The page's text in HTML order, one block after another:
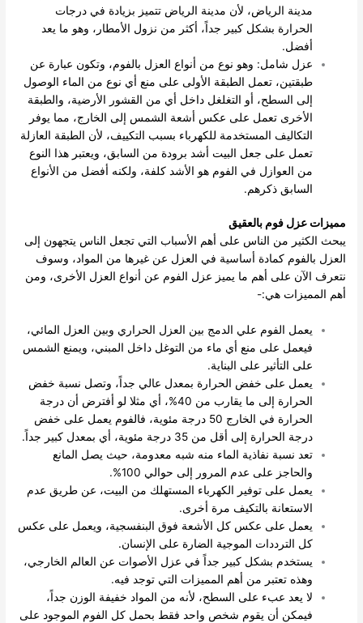
مدينة الرياض، لأن مدينة الرياض تتميز بزيادة في درجات
الحرارة بشكل كبير جداً، أكثر من نزول الأمطار، وهو ما يعد
أفضل.
عزل شامل: وهو نوع من أنواع العزل بالفوم، وتكون عبارة عن
طبقتين، تعمل الطبقة الأولى على منع أي نوع من الماء الوصول
إلى السطح، أو التغلغل داخل أي من القشور الأرضية، والطبقة
الأخرى تعمل على عكس أشعة الشمس إلى الخارج، مما يوفر
التكاليف المستخدمة للكهرباء بسبب التكييف، لأن الطبقة العازلة
تعمل على جعل البيت أشد برودة من السابق، ويعتبر هذا النوع
من العوازل في الفوم هو الأشد كلفة، ولكنه أفضل من الأنواع
السابق ذكرهم.
مميزات عزل فوم بالعقيق
يبحث الكثير من الناس على أهم الأسباب التي تجعل الناس يتجهون إلى
العزل بالفوم كمادة أساسية في العزل عن غيرها من المواد، وسوف
نتعرف الآن على أهم ما يميز عزل الفوم عن أنواع العزل الأخرى، ومن
أهم المميزات هي:-
يعمل الفوم علي الدمج بين العزل الحراري وبين العزل المائي،
فيعمل على منع أي ماء من التوغل داخل المبني، ويمنع الشمس
على التأثير على البناية.
يعمل على خفض الحرارة بمعدل عالي جداً، وتصل نسبة خفض
الحرارة إلى ما يقارب من 40%، أي مثلا لو أفترض أن درجة
الحرارة في الخارج 50 درجة مئوية، فالفوم يعمل على خفض
درجة الحرارة إلى أقل من 35 درجة مئوية، أي بمعدل كبير جداً.
تعد نسبة نفاذية الماء منه شبه معدومة، حيث يصل المانع
والحاجز على عدم المرور إلى حوالي 100%.
يعمل على توفير الكهرباء المستهلك من البيت، عن طريق عدم
الاستعانة بالتكيف مرة أخرى.
يعمل على عكس كل الأشعة فوق البنفسجية، ويعمل على عكس
كل الترددات الموجية الضارة على الإنسان.
يستخدم بشكل كبير جداً في عزل الأصوات عن العالم الخارجي،
وهذه تعتبر من أهم المميزات التي توجد فيه.
لا يعد عبء على السطح، لأنه من المواد خفيفة الوزن جداً،
فيمكن أن يقوم شخص واحد فقط بحمل كل الفوم الموجود على